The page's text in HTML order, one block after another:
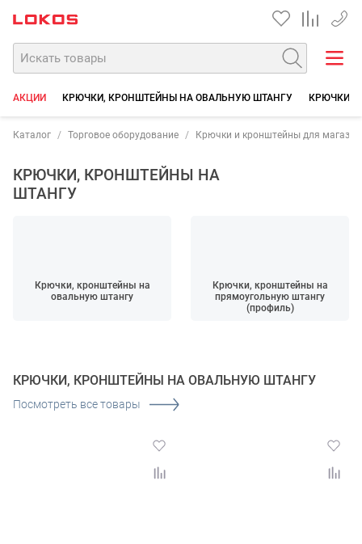
+7
АКЦИИ КРЮЧКИ, КРОНШТЕЙНЫ НА ОВАЛЬНУЮ ШТАНГУ КРЮЧКИ,
Каталог Торговое оборудование Крючки и кронштейны для
КРЮЧКИ, КРОНШТЕЙНЫ НА
ШТАНГУ
Крючки, кронштейны на
овальную штангу
Крючки, кронштейны на
прямоугольную штангу
(профиль)
КРЮЧКИ, КРОНШТЕЙНЫ НА ОВАЛЬНУЮ ШТАНГУ
Посмотреть все товары